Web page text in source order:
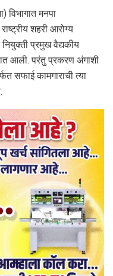
विभागात मनपा
शहरी आरोग्य
प्रमुख वैद्यकीय
आली. परंतु प्रकरण अंगाशी
सफाई कामगाराची त्या